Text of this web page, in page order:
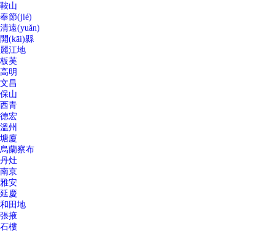
鞍山
奉節(jié)
清遠(yuǎn)
開(kāi)縣
麗江地
板芙
高明
文昌
保山
西青
德宏
溫州
塘廈
烏蘭察布
丹灶
南京
雅安
延慶
和田地
張掖
石樓